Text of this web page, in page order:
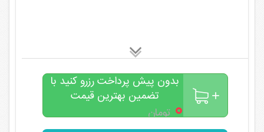
بدون پیش پرداخت رزرو کنید با
تضمین بهترین قیمت
۰تومان